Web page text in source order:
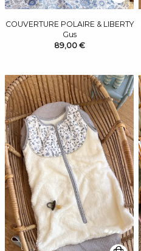
COUVERTURE POLAIRE & LIBERTY
Gus
89,00 €